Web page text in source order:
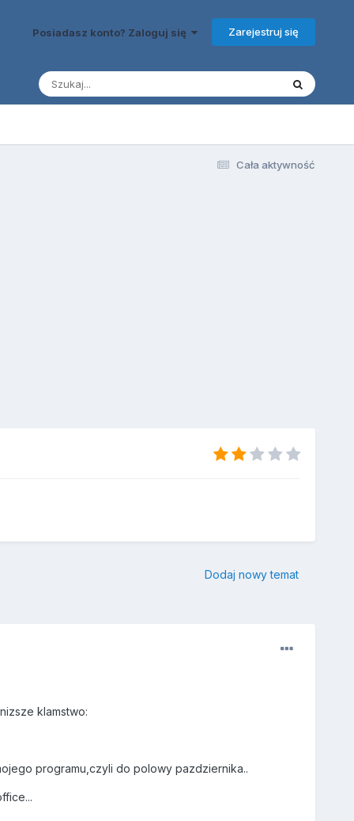
Posiadasz konto? Zaloguj się Zarejestruj się
Cała aktywność
Dodaj nowy temat
klamstwo:
programu,czyli do polowy pazdziernika..